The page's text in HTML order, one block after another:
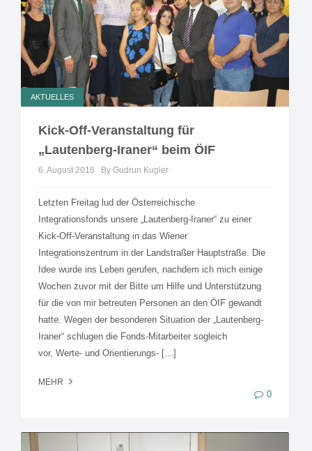
AKTUELLES
Kick-Off-Veranstaltung für
„Lautenberg-Iraner“ beim ÖIF
6. August 2018 By Gudrun Kugler
Letzten Freitag lud der Österreichische
Integrationsfonds unsere „Lautenberg-Iraner“ zu einer
Kick-Off-Veranstaltung in das Wiener
Integrationszentrum in der Landstraßer Hauptstraße. Die
Idee wurde ins Leben gerufen, nachdem ich mich einige
Wochen zuvor mit der Bitte um Hilfe und Unterstützung
für die von mir betreuten Personen an den ÖIF gewandt
hatte. Wegen der besonderen Situation der „Lautenberg-
Iraner“ schlugen die Fonds-Mitarbeiter sogleich
vor, Werte- und Orientierungs- […]
MEHR
0